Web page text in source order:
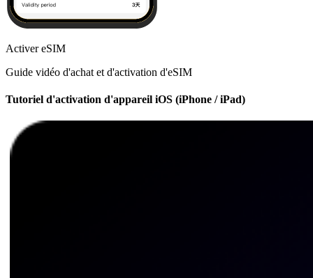
Activer eSIM
Guide vidéo d'achat et d'activation d'eSIM
Tutoriel d'activation d'appareil iOS (iPhone / iPad)